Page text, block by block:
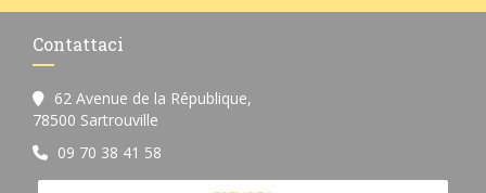
Contattaci
62 Avenue de la République,
78500 Sartrouville
09 70 38 41 58